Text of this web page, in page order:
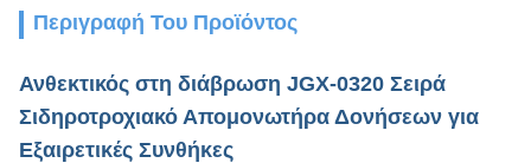
Περιγραφή Του Προϊόντος
Ανθεκτικός στη διάβρωση JGX-0320 Σειρά
Σιδηροτροχιακό Απομονωτήρα Δονήσεων για
Εξαιρετικές Συνθήκες